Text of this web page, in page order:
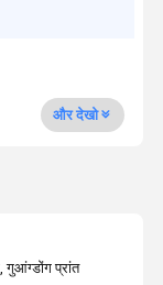
और देखो
गुआंग्डोंग प्रांत